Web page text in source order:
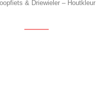
& Driewieler – Houtkleur